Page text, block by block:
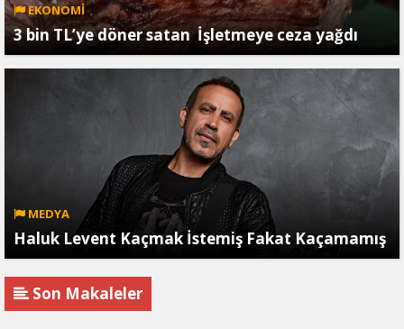
EKONOMİ
3 bin TL’ye döner satan İşletmeye ceza yağdı
MEDYA
Haluk Levent Kaçmak İstemiş Fakat Kaçamamış
Son Makaleler